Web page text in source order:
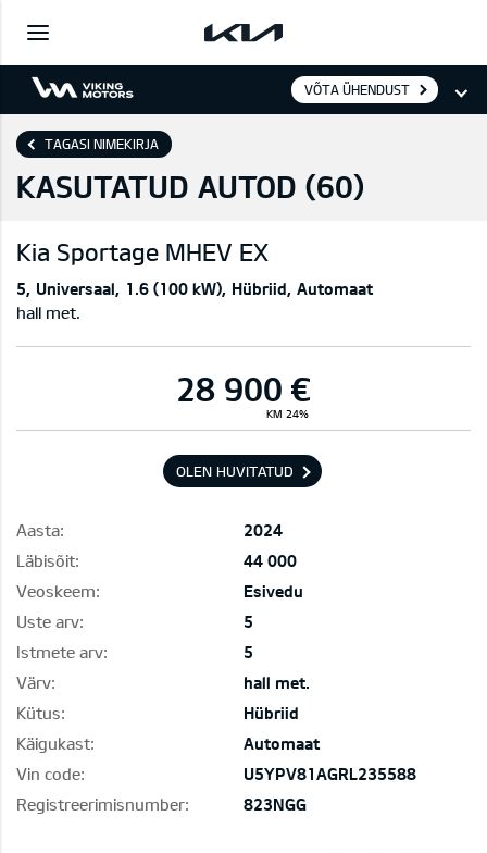
VÕTA ÜHENDUST
TAGASI NIMEKIRJA
KASUTATUD AUTOD (60)
Kia Sportage MHEV EX
5 Universaal 1.6 (100 kW) Hübriid Automaat
hall met.
28 900 €
KM 24%
OLEN HUVITATUD
Aasta:
2024
Läbisõit:
44 000
Veoskeem:
Esivedu
Uste arv:
5
Istmete arv:
5
Värv:
hall met.
Kütus:
Hübriid
Käigukast:
Automaat
Vin code:
U5YPV81AGRL235588
Registreerimisnumber:
823NGG